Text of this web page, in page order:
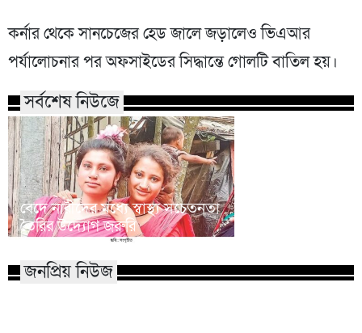
কর্নার থেকে সানচেজের হেড জালে জড়ালেও ভিএআর
পর্যালোচনার পর অফসাইডের সিদ্ধান্তে গোলটি বাতিল হয়।
সর্বশেষ নিউজে
বেদে নারীদের মধ্যে স্বাস্থ্য সচেতনতা
তৈরির উদ্যোগ জরুরি
জনপ্রিয় নিউজ